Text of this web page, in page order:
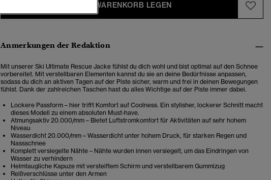
IN DEN WARENKORB LEGEN
Anmerkungen der Redaktion
Mit unserer Ski Ultimate Rescue Jacke fühlst du dich wohl und bist optimal auf den Schnee
vorbereitet. Mit verstellbaren Elementen kannst du sie an deine Bedürfnisse anpassen,
sodass du dich an aktiven Tagen auf der Piste sicher, warm und frei in deinen Bewegungen
fühlst. Dank der zahlreichen Taschen hast du alles Wichtige auf der Piste immer dabei.
Lockere Passform – hier trifft Komfort auf Coolness. Ein stylisher, lockerer Schnitt macht
dieses Modell zu einem absoluten Must-have.
Atmungsaktiv 20.000/mm – Bietet Luftstromkomfort für Aktivitäten auf sehr hohem
Niveau
Wasserdicht 20.000/mm – Wasserdicht unter hohem Druck, für starken Regen und
Nassschnee
Komplett versiegelte Nähte – Nähte wurden innen versiegelt, um das Eindringen von
Wasser zu verhindern
Helmtaugliche Kapuze mit versteiftem Schirm und verstellbarem Gummizug
Reißverschlüsse unter den Armen